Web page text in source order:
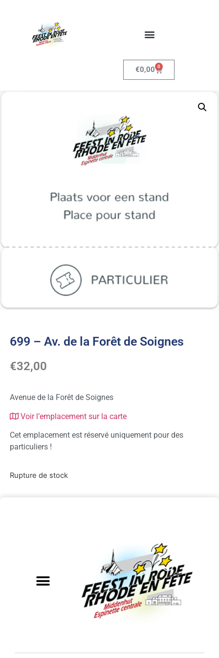
€0,00 0
699 – Av. de la Forêt de Soignes
€32,00
Avenue de la Forêt de Soignes
Voir l’emplacement sur la carte
Cet emplacement est réservé uniquement pour des
particuliers !
Rupture de stock